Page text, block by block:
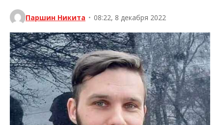
Паршин Никита • 08:22, 8 декабря 2022